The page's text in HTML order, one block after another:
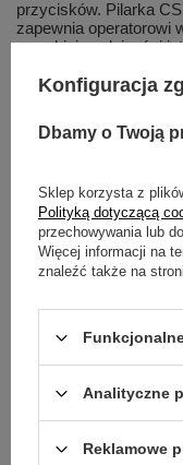
przycisków. Pilarka
zapewnia operatorowi
wysokiej wydajności
oleju.
Ergonomiczny,
Zapewnia
Automatyczna,
Zbiornik oleju z
Ułatwia
Specyfikacja
Konfiguracja
Dbamy o Twoją
Sklep korzysta z
Polityką dotyczącą
przechowywania lub
Więcej informacji na
znaleźć także na
Analityczne
Reklamowe